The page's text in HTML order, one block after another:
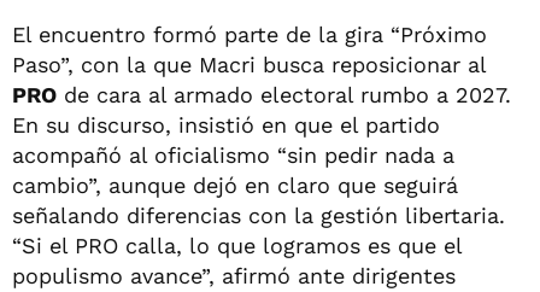
El encuentro formó parte de la gira “Próximo
Paso”, con la que Macri busca reposicionar al
PRO de cara al armado electoral rumbo a 2027.
En su discurso, insistió en que el partido
acompañó al oficialismo “sin pedir nada a
cambio”, aunque dejó en claro que seguirá
señalando diferencias con la gestión libertaria.
“Si el PRO calla, lo que logramos es que el
populismo avance”, afirmó ante dirigentes